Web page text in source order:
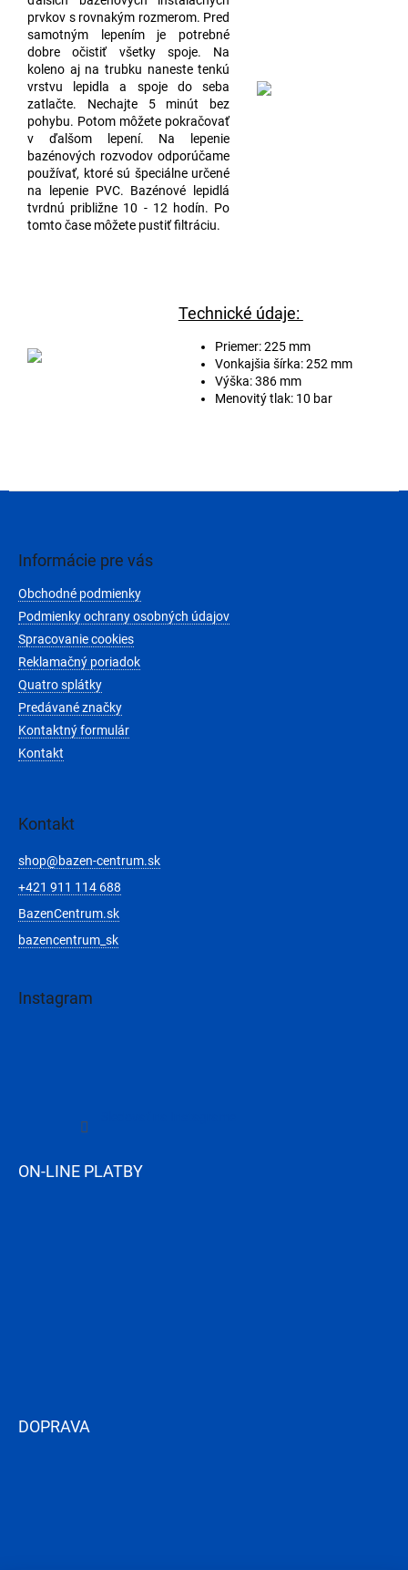
prvkov s rovnakým rozmerom. Pred
samotným lepením je potrebné
dobre očistiť všetky spoje. Na
koleno aj na trubku naneste tenkú
vrstvu lepidla a spoje do seba
zatlačte. Nechajte 5 minút bez
pohybu. Potom môžete pokračovať
v ďalšom lepení. Na lepenie
bazénových rozvodov odporúčame
používať, ktoré sú špeciálne určené
na lepenie PVC. Bazénové lepidlá
tvrdnú približne 10 - 12 hodín. Po
tomto čase môžete pustiť filtráciu.
Technické údaje:
Priemer: 225 mm
Vonkajšia šírka: 252 mm
Výška: 386 mm
Menovitý tlak: 10 bar
Informácie pre vás
Obchodné podmienky
Podmienky ochrany osobných údajov
Spracovanie cookies
Reklamačný poriadok
Quatro splátky
Predávané značky
Kontaktný formulár
Kontakt
Kontakt
shop@bazen-centrum.sk
+421 911 114 688
BazenCentrum.sk
bazencentrum_sk
Instagram
ON-LINE PLATBY
DOPRAVA